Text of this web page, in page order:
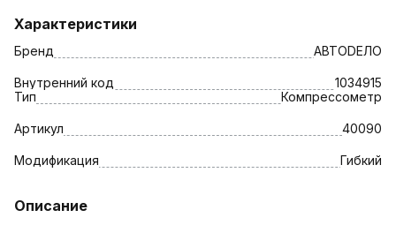
Характеристики
Бренд АВТОDЕЛО
Внутренний код
1034915
Тип
Компрессометр
Артикул 40090
Модификация Гибкий
Описание